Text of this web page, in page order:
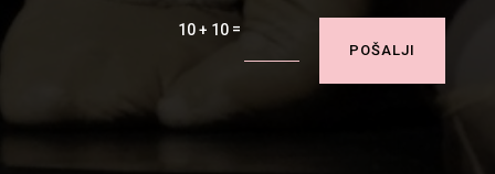
10 + 10 =
POŠALJI